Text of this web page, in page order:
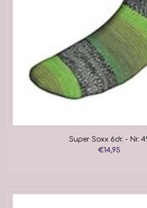
Super Soxx 6dr. - Nr.
€14,95